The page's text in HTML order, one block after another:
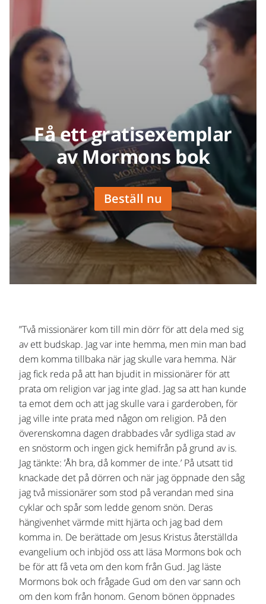
Få ett gratisexemplar
av Mormons bok
Beställ nu
”Två missionärer kom till min dörr för att dela med sig
av ett budskap. Jag var inte hemma, men min man bad
dem komma tillbaka när jag skulle vara hemma. När
jag fick reda på att han bjudit in missionärer för att
prata om religion var jag inte glad. Jag sa att han kunde
ta emot dem och att jag skulle vara i garderoben, för
jag ville inte prata med någon om religion. På den
överenskomna dagen drabbades vår sydliga stad av
en snöstorm och ingen gick hemifrån på grund av is.
Jag tänkte: ’Åh bra, då kommer de inte.’ På utsatt tid
knackade det på dörren och när jag öppnade den såg
jag två missionärer som stod på verandan med sina
cyklar och spår som ledde genom snön. Deras
hängivenhet värmde mitt hjärta och jag bad dem
komma in. De berättade om Jesus Kristus återställda
evangelium och inbjöd oss att läsa Mormons bok och
be för att få veta om den kom från Gud. Jag läste
Mormons bok och frågade Gud om den var sann och
om den kom från honom. Genom bönen öppnades